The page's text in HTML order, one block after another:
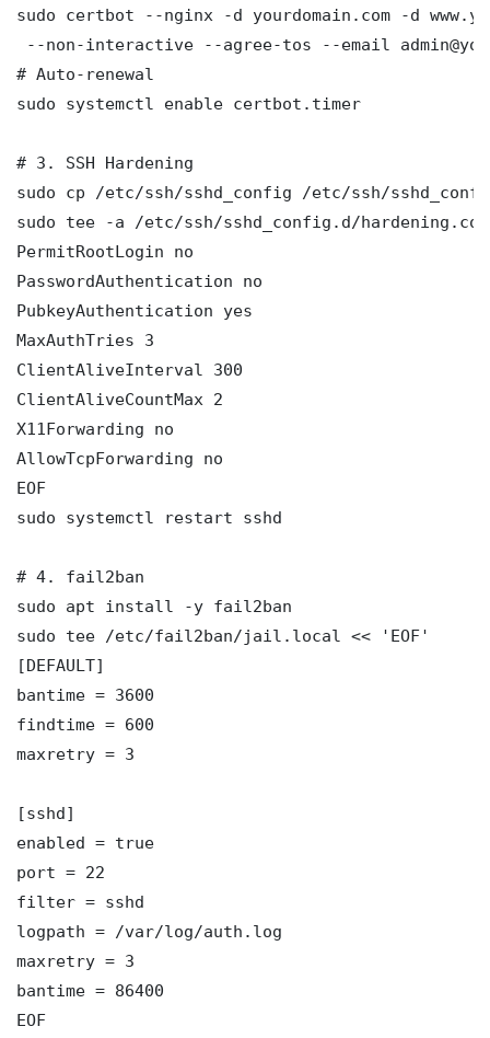
sudo certbot --nginx -d yourdomain.com -d
--non-interactive --agree-tos --email
# Auto-renewal
sudo systemctl enable certbot.timer
# 3. SSH Hardening
sudo cp /etc/ssh/sshd_config /etc/ssh/
sudo tee -a /etc/ssh/sshd_config.d/
PermitRootLogin no
PasswordAuthentication no
PubkeyAuthentication yes
MaxAuthTries 3
ClientAliveInterval 300
ClientAliveCountMax 2
X11Forwarding no
AllowTcpForwarding no
EOF
sudo systemctl restart sshd
# 4. fail2ban
sudo apt install -y fail2ban
sudo tee /etc/fail2ban/jail.local << 'EOF'
[DEFAULT]
bantime = 3600
findtime = 600
maxretry = 3
[sshd]
enabled = true
port = 22
filter = sshd
logpath = /var/log/auth.log
maxretry = 3
bantime = 86400
EOF